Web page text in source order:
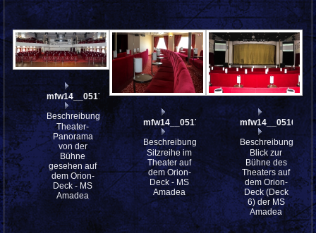
mfw14__051703st
Beschreibung:
Theater-
Panorama
von der
Bühne
gesehen auf
dem Orion-
Deck - MS
Amadea
mfw14__051701
Beschreibung:
Sitzreihe im
Theater auf
dem Orion-
Deck - MS
Amadea
mfw14__051698
Beschreibung:
Blick zur
Bühne des
Theaters auf
dem Orion-
Deck (Deck
6) der MS
Amadea